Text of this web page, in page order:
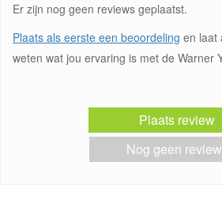
Er zijn nog geen reviews geplaatst.
Plaats als eerste een beoordeling en laat
weten wat jou ervaring is met de Warner
Plaats review
Nog geen